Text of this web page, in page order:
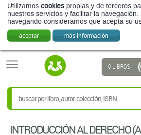
Utilizamos cookies propias y de terceros
nuestros servicios y facilitar la navegación.
navegando consideramos que acepta su
aceptar más información
0 LIBROS
INTRODUCCIÓN AL DERECHO